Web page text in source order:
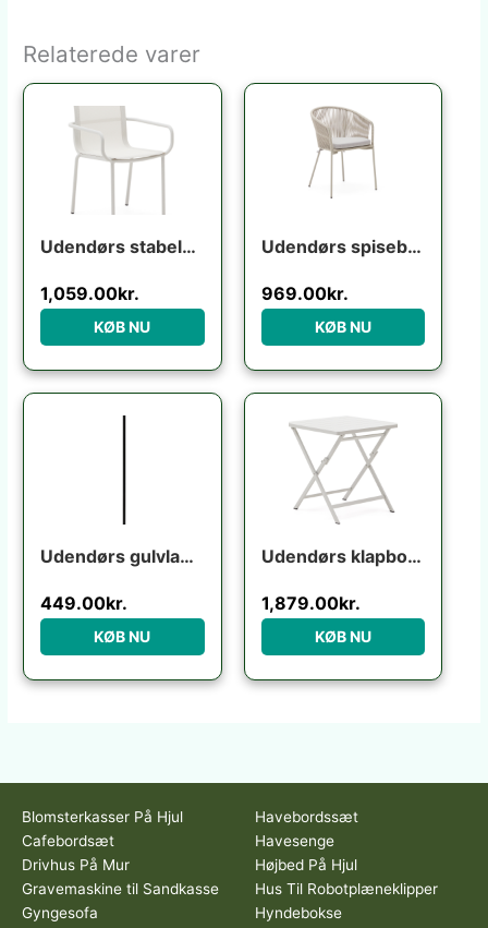
Relaterede varer
Udendørs stabelbar stol Kave Home Galdana ecru aluminium/texteline UV-resistent niveau 5
1,059.00kr.
KØB NU
Udendørs spisebordsstol med armlæn havestol Kave Home Yanet ecru H80ÃB54ÃL56 cm
969.00kr.
KØB NU
Udendørs gulvlampe Kave Home Nali mat sort metal H149 cm nordisk design
449.00kr.
KØB NU
Udendørs klapbord Kave Home Torreta foldbart hvid aluminium 70×70 cm terrassebord til 4 personer
1,879.00kr.
KØB NU
Blomsterkasser På Hjul
Cafebordsæt
Drivhus På Mur
Gravemaskine til Sandkasse
Gyngesofa
Havebordssæt
Havesenge
Højbed På Hjul
Hus Til Robotplæneklipper
Hyndebokse